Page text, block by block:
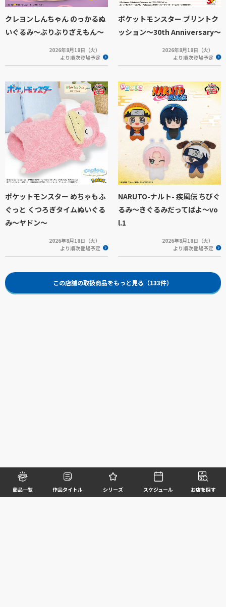
商品一覧 作品タイトル シリーズ スケジュール お店を探す
クレヨンしんちゃん のっかるぬ
いぐるみ～ぶりぶりざえもん～
2026年8月18日（火）
より順次登場予定
ポケットモンスター プリントク
ッション～30th Anniversary～
2026年8月18日（火）
より順次登場予定
ポケットモンスター めちゃもふ
ぐっと くつろぎタイムぬいぐる
み～ヤドン～
2026年8月18日（火）
より順次登場予定
NARUTO-ナルト- 疾風伝 ちびぐ
るみ～きぐるみだってばよ～vo
l.1
2026年8月18日（火）
より順次登場予定
この店舗の取扱商品をもっと見る（133件）